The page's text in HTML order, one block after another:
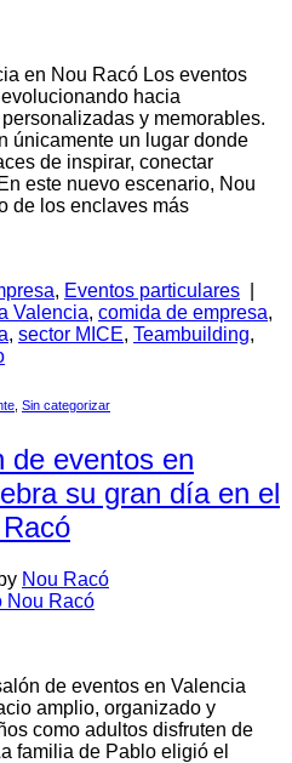
en Nou Racó Los eventos
hacia
y memorables.
únicamente un lugar donde
de inspirar, conectar
este nuevo escenario, Nou
de los enclaves más
, Eventos particulares
Valencia, comida de empresa,
, sector MICE, Teambuilding,
Sin categorizar
de eventos en
su gran día en el
by Nou Racó
de eventos en Valencia
amplio, organizado y
como adultos disfruten de
familia de Pablo eligió el